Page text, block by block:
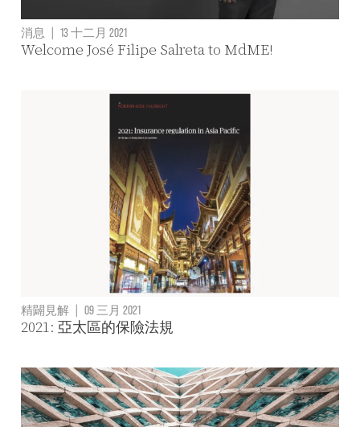
消息 | 13 十二月 2021
Welcome José Filipe Salreta to MdME!
精闢見解 09 三月 2021
2021: 亞太區的保險法規